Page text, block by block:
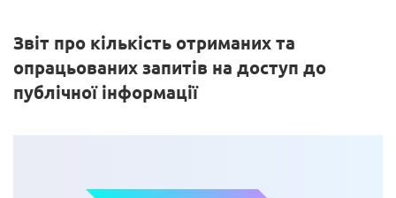
Звіт про кількість отриманих та
опрацьованих запитів на доступ до
публічної інформації